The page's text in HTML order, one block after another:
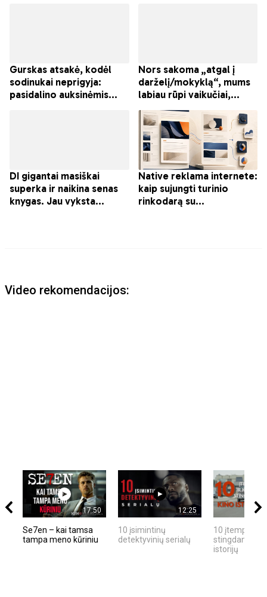
Video rekomendacijos:
17:50
Se7en – kai tamsa
tampa meno kūriniu
12:25
10 įsimintinų
detektyvinių serialų
10 įtemptų,
stingdančių
istorijų